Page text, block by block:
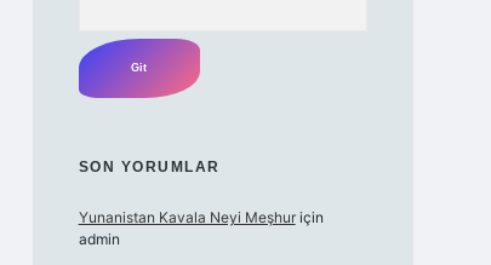
SON YORUMLAR
Yunanistan Kavala Neyi Meşhuriçin
admin